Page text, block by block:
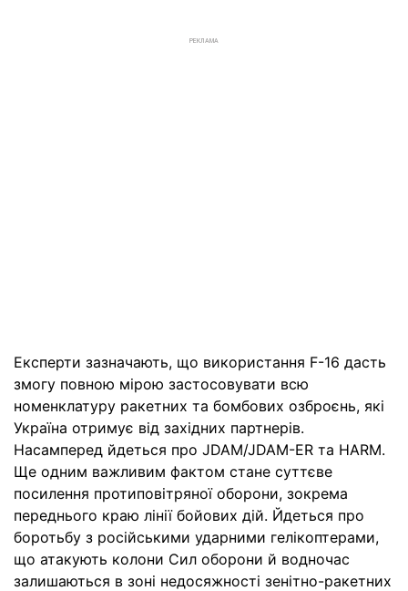
РЕКЛАМА
Експерти зазначають, що використання F-16 дасть
змогу повною мірою застосовувати всю
номенклатуру ракетних та бомбових озброєнь, які
Україна отримує від західних партнерів.
Насамперед йдеться про JDAM/JDAM-ER та HARM.
Ще одним важливим фактом стане суттєве
посилення протиповітряної оборони, зокрема
переднього краю лінії бойових дій. Йдеться про
боротьбу з російськими ударними гелікоптерами,
що атакують колони Сил оборони й водночас
залишаються в зоні недосяжності зенітно-ракетних